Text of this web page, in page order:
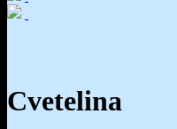
Cvetelina